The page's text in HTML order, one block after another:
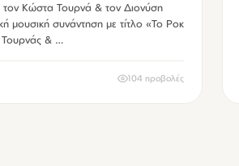
τον Κώστα Τουρνά & τον Διονύση
μουσική συνάντηση με τίτλο «Το Ροκ
Τουρνάς & …
104 προβολές